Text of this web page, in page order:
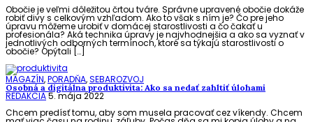
Obočie je veľmi dôležitou črtou tváre. Správne upravené obočie dokáže
robiť divy s celkovým vzhľadom. Ako to však s ním je? Čo pre jeho
úpravu môžeme urobiť v domácej starostlivosti a čo čakať u
profesionála? Aká technika úpravy je najvhodnejšia a ako sa vyznať v
jednotlivých odborných termínoch, ktoré sa týkajú starostlivosti o
obočie? Opýtali […]
MAGAZÍN,PORADŇA,SEBAROZVOJ
Osobná a digitálna produktivita: Ako sa nedať zahltiť úlohami
REDAKCIA5. mája 2022
Chcem predísť tomu, aby som musela pracovať cez víkendy. Chcem